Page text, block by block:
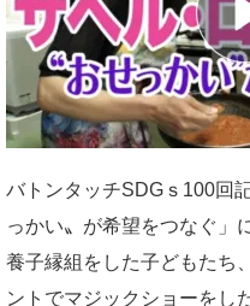
バトンタッチSDGｓ100回
っかい〟が希望をつなぐ」
養子縁組をした子どもたち
ントでマジックショーをし